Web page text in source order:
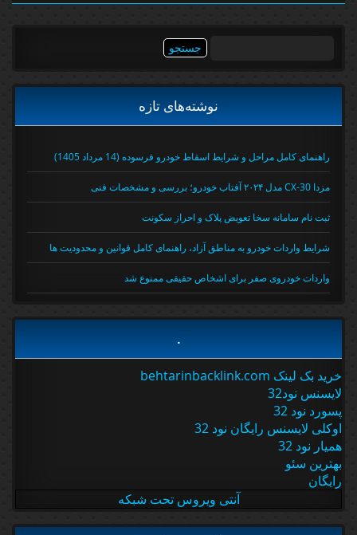
نوشته‌های تازه
راهنمای کامل مراحل و شرایط اسقاط خودرو فرسوده (14 مرداد 1405)
مزدا CX-30 مدل ۲۰۲۴ آفتاب خودرو؛ بررسی و مشخصات فنی
ثبت نام سامانه سخا تعویض پلاک و احراز سکونت
شرایط واردات خودرو به مناطق آزاد، راهنمای کامل قوانین و محدودیت ها
واردات خودروی صفر برای اشخاص حقیقی ممنوع شد
خرید بک لینک behtarinbacklink.com
لایسنس نود32
پسورد نود 32
اوکلی لایسنس رایگان نود 32
همیار نود 32
بهترین سئو
رایگان
آنتی ویروس تحت شبکه